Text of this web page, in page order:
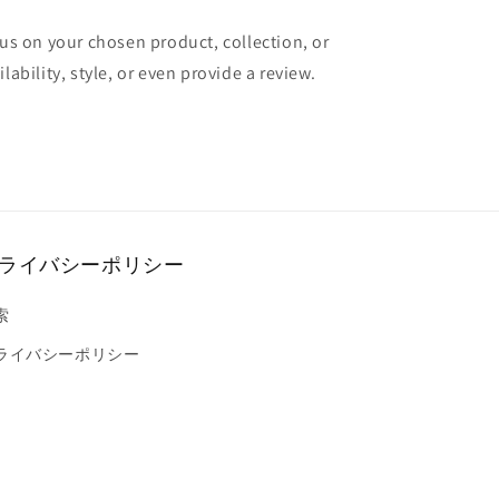
on your chosen product, collection, or
style, or even provide a review.
イバシーポリシー
イバシーポリシー